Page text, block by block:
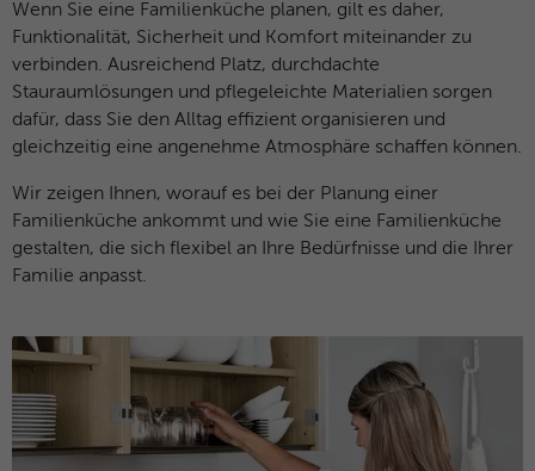
Wenn Sie eine Familienküche planen, gilt es daher,
Funktionalität, Sicherheit und Komfort miteinander zu
verbinden. Ausreichend Platz, durchdachte
Stauraumlösungen und pflegeleichte Materialien sorgen
dafür, dass Sie den Alltag effizient organisieren und
gleichzeitig eine angenehme Atmosphäre schaffen können.
Wir zeigen Ihnen, worauf es bei der Planung einer
Familienküche ankommt und wie Sie eine Familienküche
gestalten, die sich flexibel an Ihre Bedürfnisse und die Ihrer
Familie anpasst.
Anbieter sgalinski
Laufzeit 1 Jahr
Zweck
Dieser Wert speichert Ihre Consent-
Einstellungen. Unter anderem eine zufällig
Speicherung Ihrer vorgenommen
Einstellungen, falls der Webseiten-
Betreiber dies eingestellt hat.
Laufzeit Browsersession
Zweck
Dieses Cookie wird von Google Analytics
installiert. Das Cookie wird verwendet, um
Besucher-, Sitzungs- und
Kampagnendaten zu berechnen und die
Nutzung der Website für den
Die Cookies speichern Informationen
anonym und weisen eine randoly
generierte Nummer zu, um eindeutige
Anbieter Google Analytics
Laufzeit 1 Tag
YouTube-Videos und vieles mehr.